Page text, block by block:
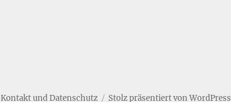
Kontakt und Datenschutz Stolz präsentiert von WordPress